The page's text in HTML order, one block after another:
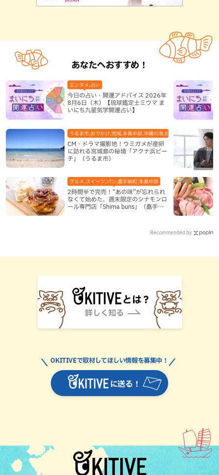
あなたへおすすめ！
今日の占い・開運アドバイス 2026年
8月6日（木）【琉球鑑定士ミウマ ま
いにち九星気学開運占い】
エンタメ,占い
CM・ドラマ撮影地！ウミガメが産卵
に訪れる宮城島の秘境「アクナ浜ビー
チ」（うるま市）
うるま市,おでかけ,地域,本島中部,沖縄の海,自然
2時間半で完売！“あの味”が忘れられ
なくて始めた、週末限定のシナモンロ
ール専門店「Shima buns」（嘉手納
グルメ,スイーツ,パン,嘉手納町,本島中部
Recommended by
に送る！
OKITIVEで取材してほしい情報を募集中！